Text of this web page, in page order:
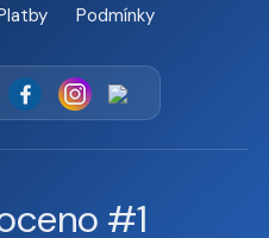
Podmínky
#1